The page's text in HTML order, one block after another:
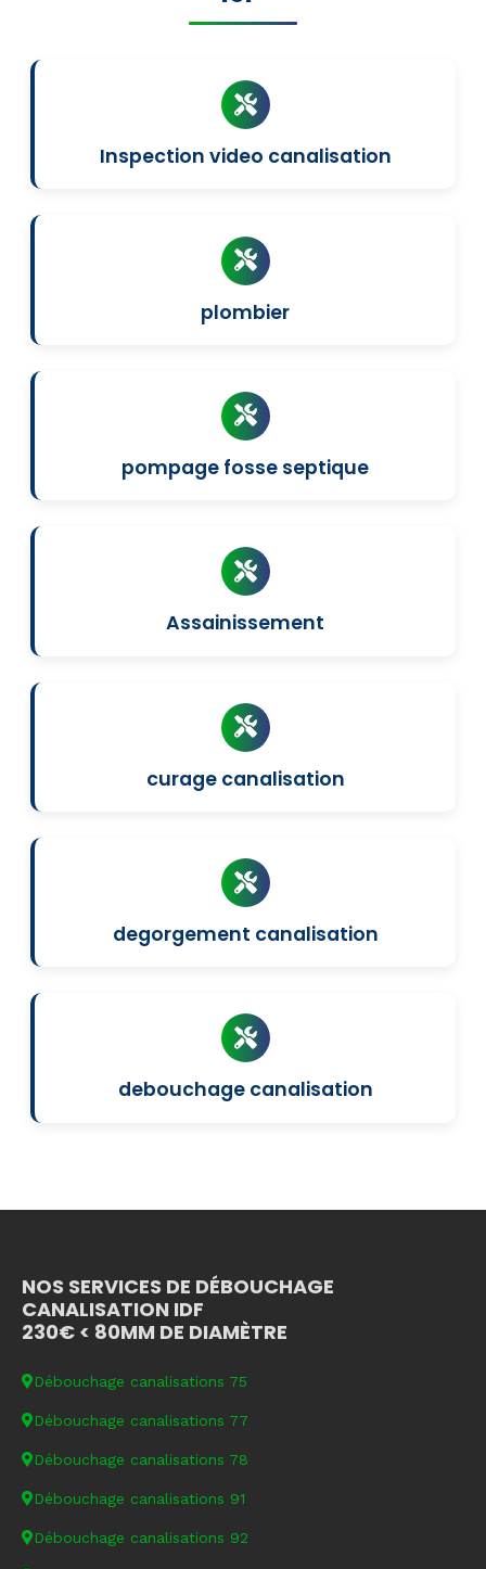
Inspection video canalisation
plombier
pompage fosse septique
Assainissement
curage canalisation
degorgement canalisation
debouchage canalisation
NOS SERVICES DE DÉBOUCHAGE
CANALISATION IDF
230€ < 80MM DE DIAMÈTRE
Débouchage canalisations 75
Débouchage canalisations 77
Débouchage canalisations 78
Débouchage canalisations 91
Débouchage canalisations 92